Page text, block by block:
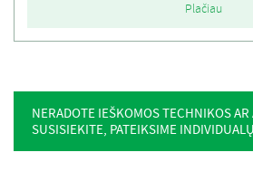
Plačiau
NERADOTE IEŠKOMOS TECHNIKOS
SUSISIEKITE, PATEIKSIME